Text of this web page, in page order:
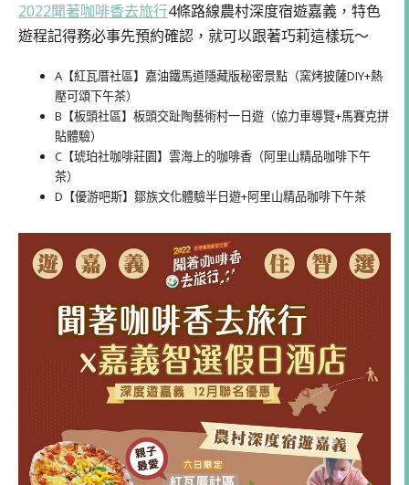
2022聞著咖啡香去旅行4條路線農村深度宿遊嘉義，特色
遊程記得務必事先預約確認，就可以跟著巧莉這樣玩～
A【紅瓦厝社區】嘉油鐵馬道隱藏版秘密景點（窯烤披薩DIY+熱
壓可頌下午茶）
B【板頭社區】板頭交趾陶藝術村一日遊（協力車導覽+馬賽克拼
貼體驗）
C【琥珀社咖啡莊園】雲海上的咖啡香（阿里山精品咖啡下午
茶）
D【優游吧斯】鄒族文化體驗半日遊+阿里山精品咖啡下午茶